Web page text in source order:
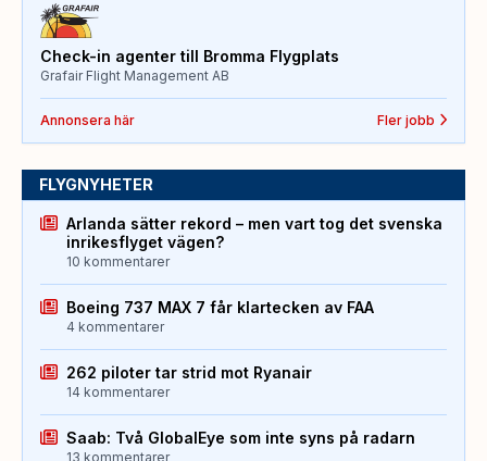
Check-in agenter till Bromma Flygplats
Grafair Flight Management AB
Annonsera här Fler jobb
FLYGNYHETER
Arlanda sätter rekord – men vart tog det svenska
inrikesflyget vägen?
10 kommentarer
Boeing 737 MAX 7 får klartecken av FAA
4 kommentarer
262 piloter tar strid mot Ryanair
14 kommentarer
Saab: Två GlobalEye som inte syns på radarn
13 kommentarer